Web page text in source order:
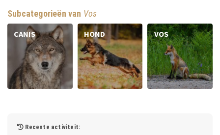
Subcategorieën van Vos
CANIS HOND VOS
Recente activiteit: